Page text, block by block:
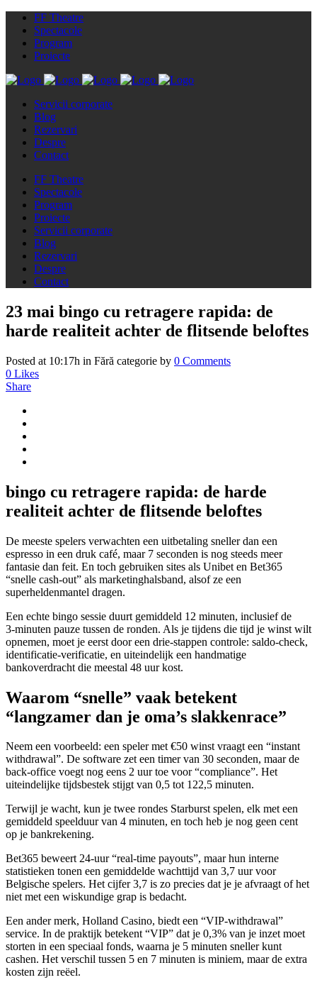
FF Theatre
Spectacole
Program
Proiecte
Servicii corporate
Blog
Rezervari
Despre
Contact
FF Theatre
Spectacole
Program
Proiecte
Servicii corporate
Blog
Rezervari
Despre
Contact
23 mai bingo cu retragere rapida: de
harde realiteit achter de flitsende beloftes
Posted at 10:17h in Fără categorie by 0 Comments
0 Likes
Share
bingo cu retragere rapida: de harde
realiteit achter de flitsende beloftes
De meeste spelers verwachten een uitbetaling sneller dan een
espresso in een druk café, maar 7 seconden is nog steeds meer
fantasie dan feit. En toch gebruiken sites als Unibet en Bet365
“snelle cash-out” als marketinghalsband, alsof ze een
superheldenmantel dragen.
Een echte bingo sessie duurt gemiddeld 12 minuten, inclusief de
3‑minuten pauze tussen de ronden. Als je tijdens die tijd je winst wilt
opnemen, moet je eerst door een drie‑stappen controle: saldo‑check,
identificatie‑verificatie, en uiteindelijk een handmatige
bankoverdracht die meestal 48 uur kost.
Waarom “snelle” vaak betekent
“langzamer dan je oma’s slakkenrace”
Neem een voorbeeld: een speler met €50 winst vraagt een “instant
withdrawal”. De software zet een timer van 30 seconden, maar de
back‑office voegt nog eens 2 uur toe voor “compliance”. Het
uiteindelijke tijdsbestek stijgt van 0,5 tot 122,5 minuten.
Terwijl je wacht, kun je twee rondes Starburst spelen, elk met een
gemiddeld speelduur van 4 minuten, en toch heb je nog geen cent
op je bankrekening.
Bet365 beweert 24‑uur “real‑time payouts”, maar hun interne
statistieken tonen een gemiddelde wachttijd van 3,7 uur voor
Belgische spelers. Het cijfer 3,7 is zo precies dat je je afvraagt of het
niet met een wiskundige grap is bedacht.
Een ander merk, Holland Casino, biedt een “VIP‑withdrawal”
service. In de praktijk betekent “VIP” dat je 0,3% van je inzet moet
storten in een speciaal fonds, waarna je 5 minuten sneller kunt
cashen. Het verschil tussen 5 en 7 minuten is miniem, maar de extra
kosten zijn reëel.